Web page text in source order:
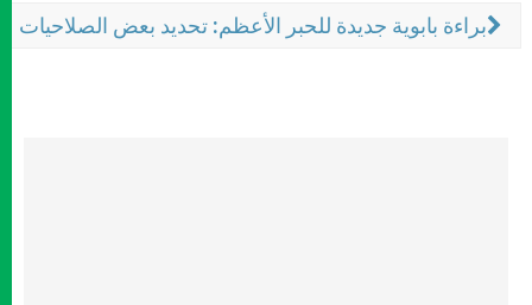
براءة بابوية جديدة للحبر الأعظم: تحديد بعض الصلاحيات